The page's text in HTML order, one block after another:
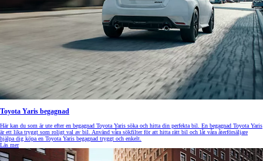
Toyota Yaris begagnad
Här kan du som är ute efter en begagnad Toyota Yaris söka och hitta din perfekta bil. En begagnad Toyota Yaris
är ett lika tryggt som roligt val av bil. Använd våra sökfilter för att hitta rätt bil och låt våra återförsäljare
hjälpa dig köpa en Toyota Yaris begagnad tryggt och enkelt.
Läs mer